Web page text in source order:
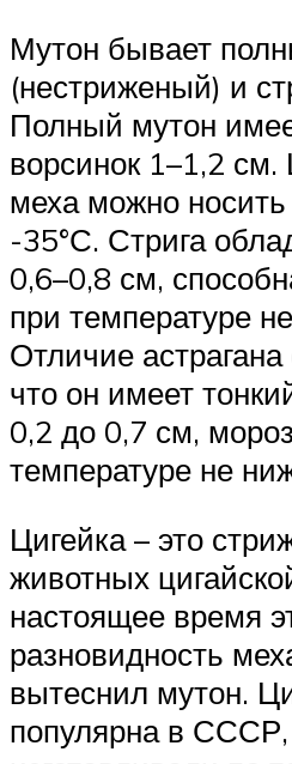
Мутон бывает
(нестриженый) и
Полный мутон
ворсинок 1–1,2
меха можно
-35°С. Стрига
0,6–0,8 см,
при температуре
Отличие
что он имеет
0,2 до 0,7 см,
температуре не
Цигейка – это
животных
настоящее время
разновидность
вытеснил мутон.
популярна в